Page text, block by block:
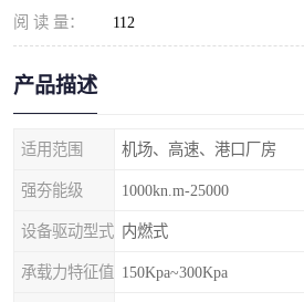
阅 读 量： 112
产品描述
适用范围 机场、高速、港口厂房
强夯能级 1000kn.m-25000
设备驱动型式 内燃式
承载力特征值 150Kpa~300Kpa